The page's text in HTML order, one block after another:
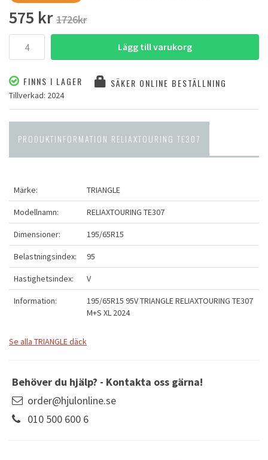
575 kr 1726kr
Lägg till varukorg
FINNS I LAGER SÄKER ONLINE BESTÄLLNING
Tillverkad: 2024
PRODUKTINFORMATION RELIAXTOURING TE307
Märke: TRIANGLE
Modellnamn: RELIAXTOURING TE307
Dimensioner: 195/65R15
Belastningsindex: 95
Hastighetsindex: V
Information:
195/65R15 95V TRIANGLE RELIAXTOURING TE307
M+S XL 2024
Se alla TRIANGLE däck
Behöver du hjälp? - Kontakta oss gärna!
order@hjulonline.se
010 500 600 6